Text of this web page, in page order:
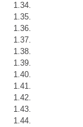
1.34.
1.35.
1.36.
1.37.
1.38.
1.39.
1.40.
1.41.
1.42.
1.43.
1.44.